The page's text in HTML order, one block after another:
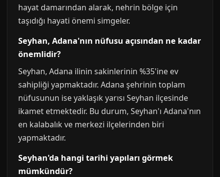
hayat damarından alarak, nehrin bölge için
taşıdığı hayati önemi simgeler.
Seyhan, Adana'nın nüfusu açısından ne kadar
önemlidir?
Seyhan, Adana ilinin sakinlerinin %35'ine ev
sahipliği yapmaktadır. Adana şehrinin toplam
nüfusunun ise yaklaşık yarısı Seyhan ilçesinde
ikamet etmektedir. Bu durum, Seyhan'ı Adana'nın
en kalabalık ve merkezi ilçelerinden biri
yapmaktadır.
Seyhan'da hangi tarihi yapıları görmek
mümkündür?